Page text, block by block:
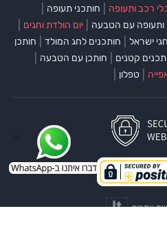
רכב ותעופה חותכני תעופה
ותעופה עם הטבעה יום הולדת וחגים
ישראל חותכנים לחג המולד חותכן
קטנים חותכן עם הטבעה
טפלון
אתרים